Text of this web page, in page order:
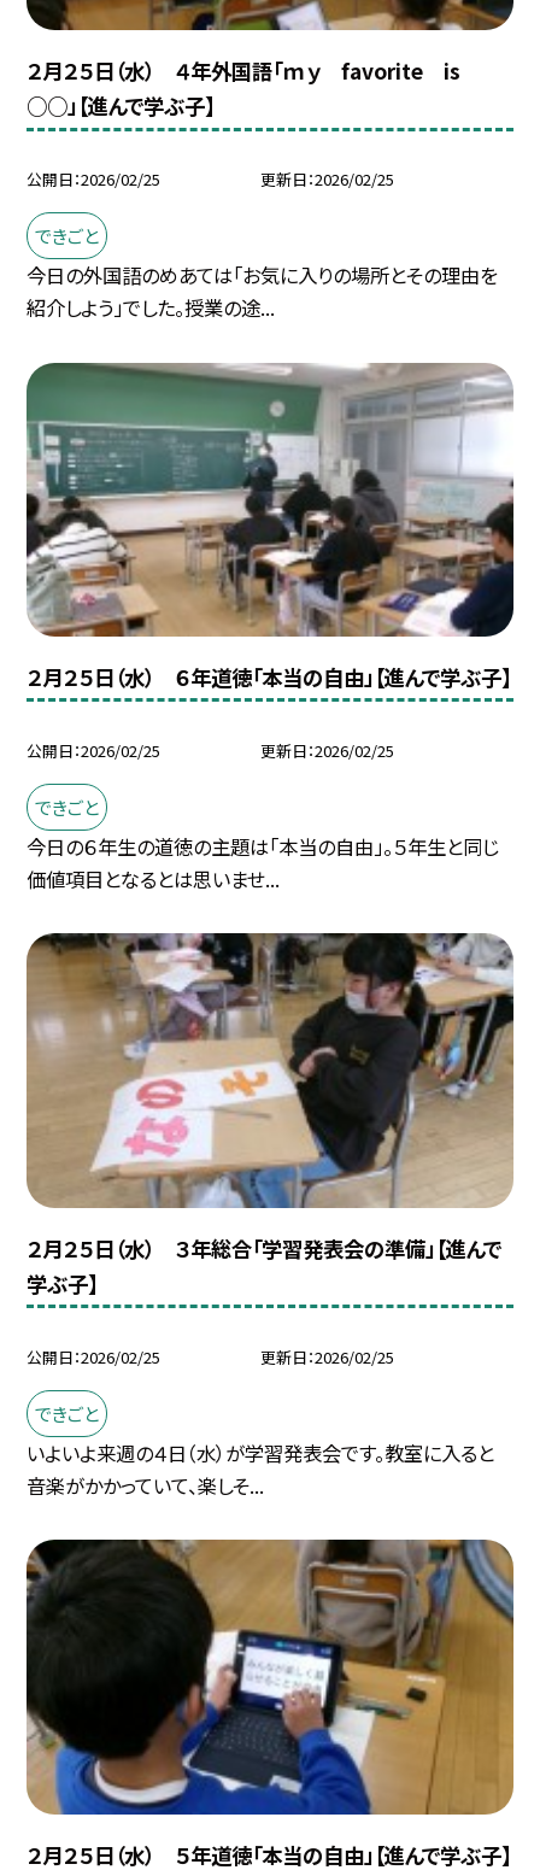
２月２５日（水） ４年外国語「ｍｙ favorite is
○○」【進んで学ぶ子】
公開日 2026/02/25 更新日 2026/02/25
できごと
今日の外国語のめあては「お気に入りの場所とその理由を
紹介しよう」でした。授業の途...
２月２５日（水） ６年道徳「本当の自由」【進んで学ぶ子】
公開日 2026/02/25 更新日 2026/02/25
できごと
今日の６年生の道徳の主題は「本当の自由」。５年生と同じ
価値項目となるとは思いませ...
２月２５日（水） ３年総合「学習発表会の準備」【進んで
学ぶ子】
公開日 2026/02/25 更新日 2026/02/25
できごと
いよいよ来週の４日（水）が学習発表会です。教室に入ると
音楽がかかっていて、楽しそ...
２月２５日（水） ５年道徳「本当の自由」【進んで学ぶ子】